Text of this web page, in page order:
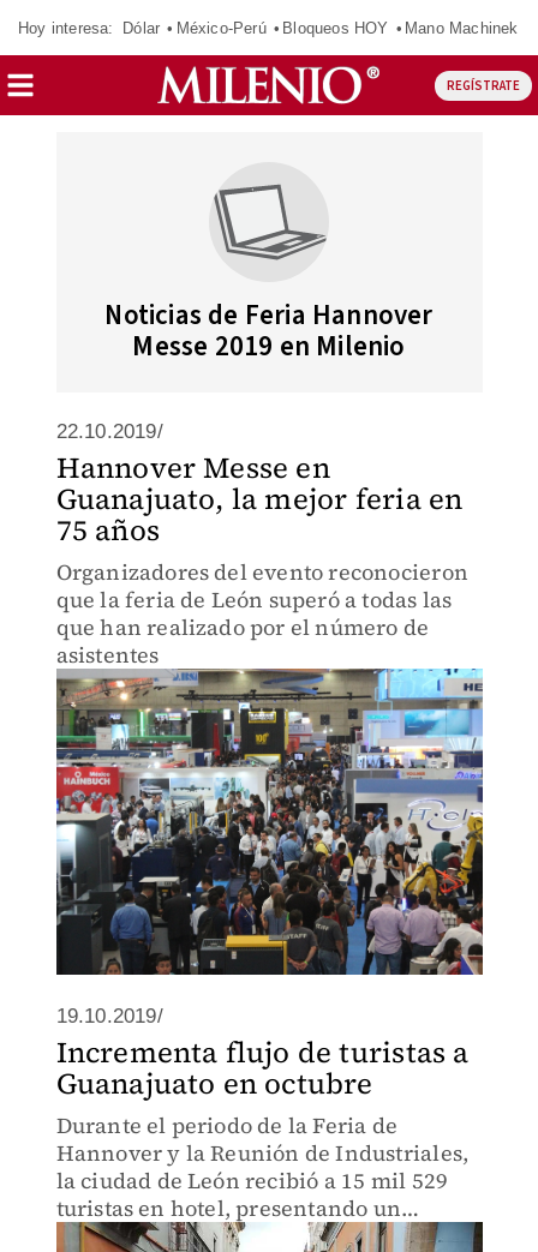
Hoy interesa: Dólar México-Perú Bloqueos HOY Mano Machinek
REGÍSTRATE
Noticias de Feria Hannover
Messe 2019 en Milenio
22.10.2019/
Hannover Messe en
Guanajuato, la mejor feria en
75 años
Organizadores del evento reconocieron
que la feria de León superó a todas las
que han realizado por el número de
asistentes
19.10.2019/
Incrementa flujo de turistas a
Guanajuato en octubre
Durante el periodo de la Feria de
Hannover y la Reunión de Industriales,
la ciudad de León recibió a 15 mil 529
turistas en hotel, presentando un
aumento del 38%